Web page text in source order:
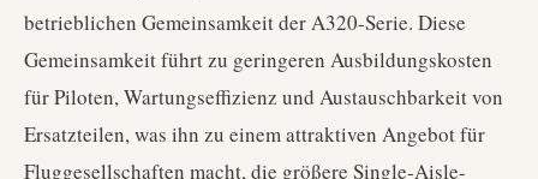
betrieblichen Gemeinsamkeit der A320-Serie. Diese
Gemeinsamkeit führt zu geringeren Ausbildungskosten
für Piloten, Wartungseffizienz und Austauschbarkeit von
Ersatzteilen, was ihn zu einem attraktiven Angebot für
Fluggesellschaften macht, die größere Single-Aisle-